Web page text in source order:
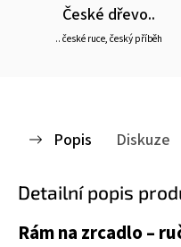
České dřevo..
.. české ruce, český příběh
Popis Diskuze
Detailní popis
Rám na zrcadlo –